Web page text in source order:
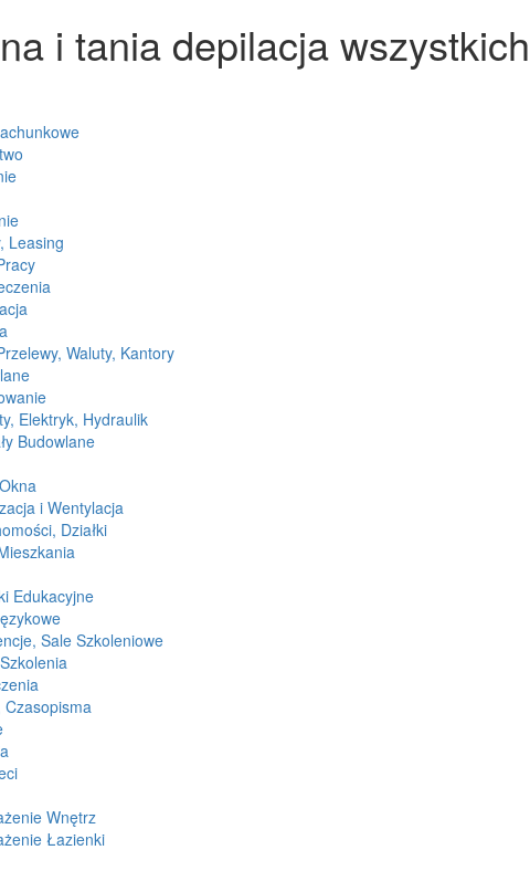
i tania depilacja
Leasing
Waluty, Kantory
Elektryk, Hydraulik
Budowlane
i Wentylacja
Działki
Edukacyjne
Sale Szkoleniowe
Czasopisma
Wnętrz
Łazienki